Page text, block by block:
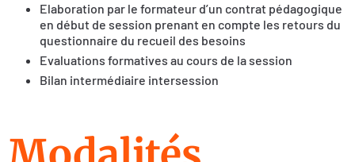
Elaboration par le formateur d’un contrat pédagogique
en début de session prenant en compte les retours du
questionnaire du recueil des besoins
Evaluations formatives au cours de la session
Bilan intermédiaire intersession